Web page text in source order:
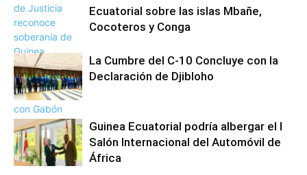
Ecuatorial sobre las islas Mbañe,
Cocoteros y Conga
La Cumbre del C-10 Concluye con la
Declaración de Djibloho
Guinea Ecuatorial podría albergar el I
Salón Internacional del Automóvil de
África